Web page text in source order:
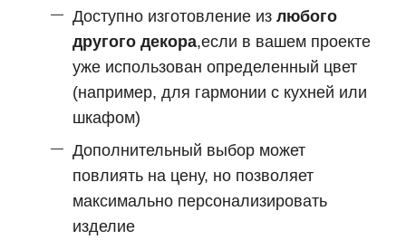
Доступно изготовление из любого
другого декора,если в вашем проекте
уже использован определенный цвет
(например, для гармонии с кухней или
шкафом)
Дополнительный выбор может
повлиять на цену, но позволяет
максимально персонализировать
изделие